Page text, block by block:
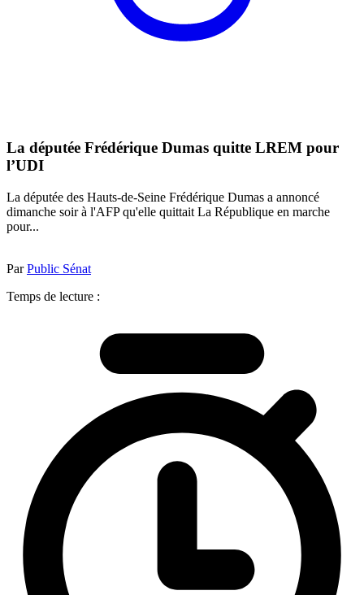
La députée Frédérique Dumas quitte LREM pour
l’UDI
La députée des Hauts-de-Seine Frédérique Dumas a annoncé
dimanche soir à l'AFP qu'elle quittait La République en marche
pour...
ParPublic Sénat
Temps de lecture :